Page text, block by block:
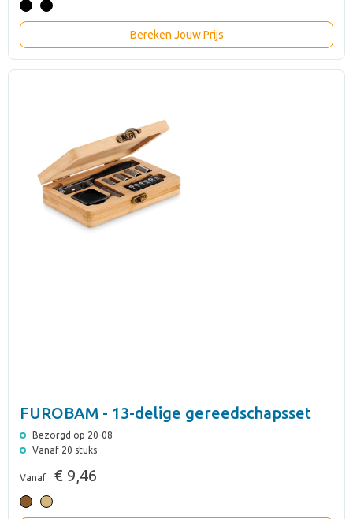
Bereken Jouw Prijs
FUROBAM - 13-delige gereedschapsset
Bezorgd op 20-08
Vanaf 20 stuks
Vanaf € 9,46